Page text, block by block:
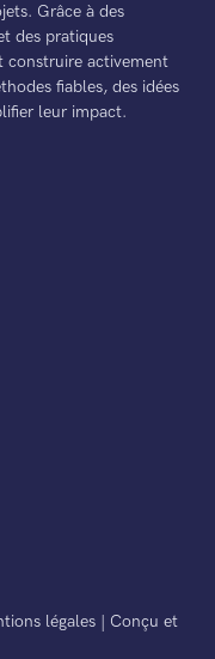
Grâce à des
des pratiques
construire activement
fiables, des idées
leur impact.
légales| Conçu et